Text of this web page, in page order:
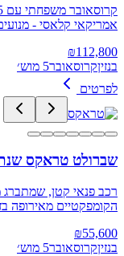
אמריקאי קלאסי -
₪112,800
בנזיןקרוסאובר5 מוש׳
לפרטים
שברולט טראקס שנת
רכב פנאי קטן, שמתברג
הקומפקטיים מאירופה
₪55,600
בנזיןקרוסאובר5 מוש׳